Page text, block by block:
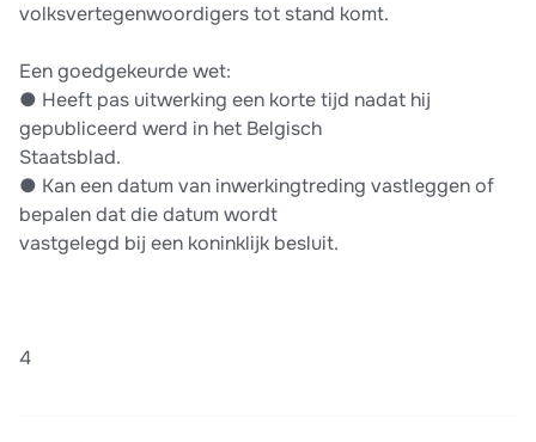
volksvertegenwoordigers tot stand komt.
Een goedgekeurde wet:
●​ Heeft pas uitwerking een korte tijd nadat hij
gepubliceerd werd in het Belgisch
Staatsblad.
●​ Kan een datum van inwerkingtreding vastleggen of
bepalen dat die datum wordt
vastgelegd bij een koninklijk besluit.
4